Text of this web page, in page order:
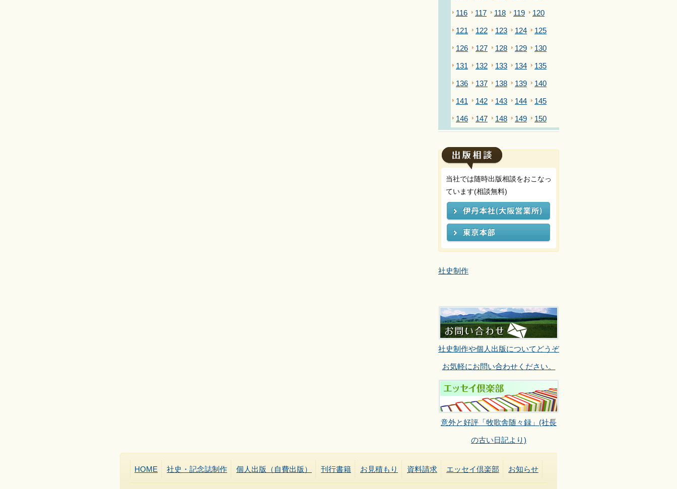
116 117 118 119 120
121 122 123 124 125
126 127 128 129 130
131 132 133 134 135
136 137 138 139 140
141 142 143 144 145
146 147 148 149 150
当社では随時出版相談をおこなっ
ています(相談無料)
社史制作
社史制作や個人出版についてどうぞ
お気軽にお問い合わせください。
意外と好評「牧歌舎随々録」(社長
の古い日記より)
HOME 社史・記念誌制作 個人出版（自費出版） 刊行書籍 お見積もり 資料請求 エッセイ倶楽部 お知らせ